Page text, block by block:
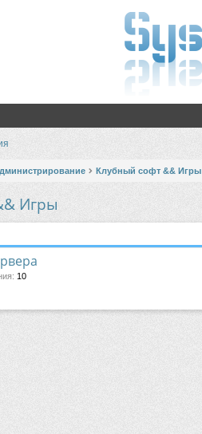
Клубный софт && Игры
Игры
: 10